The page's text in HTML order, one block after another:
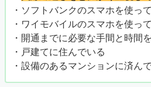
・ソフトバンクのスマホを使っ
・ワイモバイルのスマホを使っ
・開通までに必要な手間と時間
・戸建てに住んでいる
・設備のあるマンションに済ん